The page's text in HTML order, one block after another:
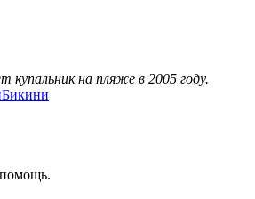
купальник на пляже в 2005 году.
Бикини